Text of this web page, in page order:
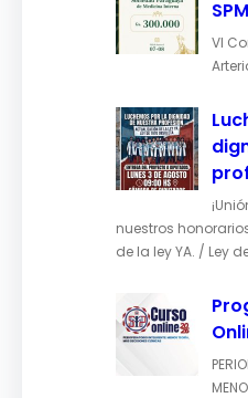
VI
nuestros
de la ley YA. / Ley